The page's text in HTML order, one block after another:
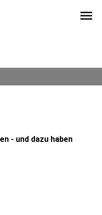
menu
- und dazu haben